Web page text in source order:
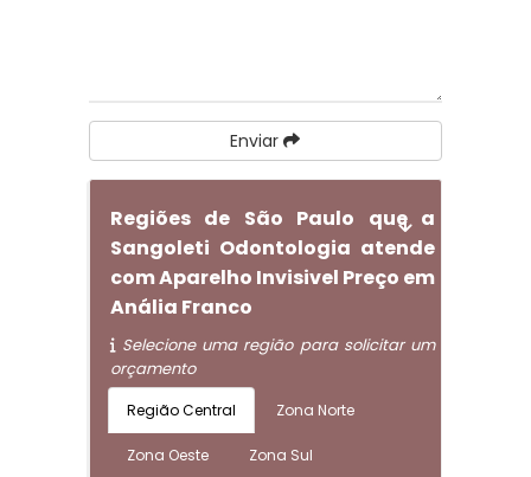
Enviar
Regiões de São Paulo que a
Sangoleti Odontologia atende
com Aparelho Invisivel Preço em
Anália Franco
Selecione uma região para solicitar um
orçamento
Região Central Zona Norte
Zona Oeste Zona Sul